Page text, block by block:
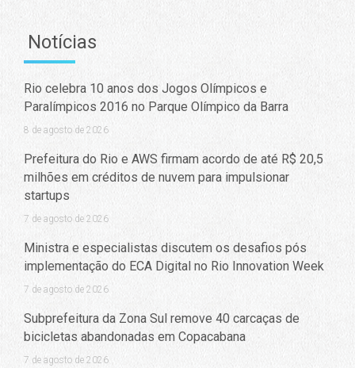
Notícias
Rio celebra 10 anos dos Jogos Olímpicos e
Paralímpicos 2016 no Parque Olímpico da Barra
8 de agosto de 2026
Prefeitura do Rio e AWS firmam acordo de até R$ 20,5
milhões em créditos de nuvem para impulsionar
startups
7 de agosto de 2026
Ministra e especialistas discutem os desafios pós
implementação do ECA Digital no Rio Innovation Week
7 de agosto de 2026
Subprefeitura da Zona Sul remove 40 carcaças de
bicicletas abandonadas em Copacabana
7 de agosto de 2026